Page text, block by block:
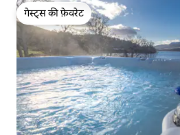
गेस्ट्स की फ़ेवरेट
गेस्ट्स की फ़ेवरेट